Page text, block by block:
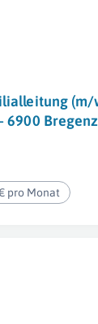
6900 Bregenz
pro Monat